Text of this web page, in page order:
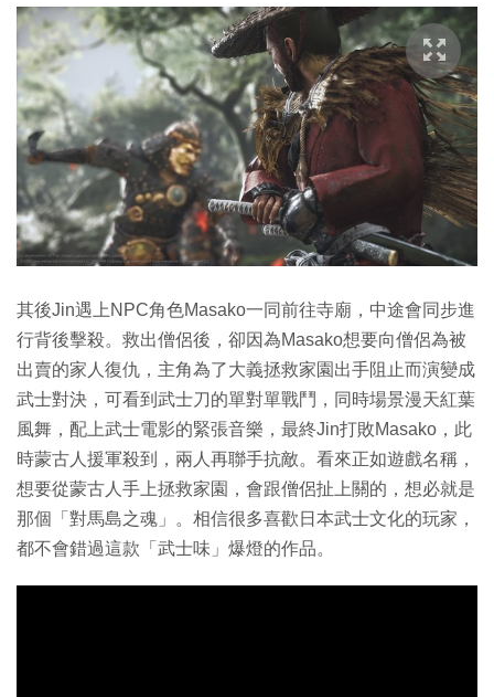
其後Jin遇上NPC角色Masako一同前往寺廟，中途會同步進
行背後擊殺。救出僧侶後，卻因為Masako想要向僧侶為被
出賣的家人復仇，主角為了大義拯救家園出手阻止而演變成
武士對決，可看到武士刀的單對單戰鬥，同時場景漫天紅葉
風舞，配上武士電影的緊張音樂，最終Jin打敗Masako，此
時蒙古人援軍殺到，兩人再聯手抗敵。看來正如遊戲名稱，
想要從蒙古人手上拯救家園，會跟僧侶扯上關的，想必就是
那個「對馬島之魂」。相信很多喜歡日本武士文化的玩家，
都不會錯過這款「武士味」爆燈的作品。